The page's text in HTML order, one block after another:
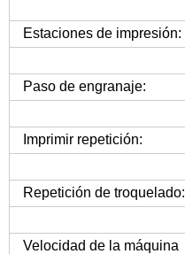
Estaciones de impresión:
Paso de engranaje:
Imprimir repetición:
Repetición de troquelado:
Velocidad de la máquina